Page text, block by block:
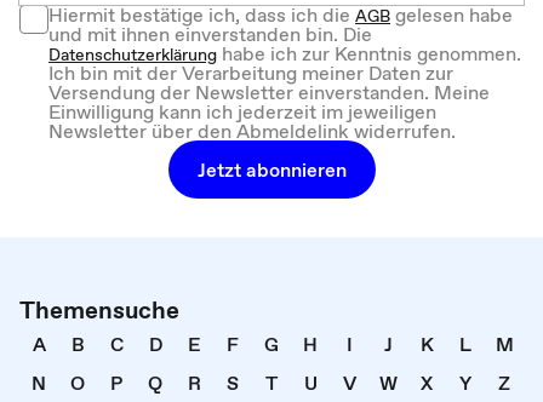
Hiermit bestätige ich, dass ich dieAGBgelesen habe
und mit ihnen einverstanden bin. Die
Datenschutzerklärung habe ich zur Kenntnis genommen.
Ich bin mit der Verarbeitung meiner Daten zur
Versendung der Newsletter einverstanden. Meine
Einwilligung kann ich jederzeit im jeweiligen
Newsletter über den Abmeldelink widerrufen.
Jetzt abonnieren
Themensuche
A B C D E F G H I J K L
M
N
O P Q R S T U V W X Y
Z